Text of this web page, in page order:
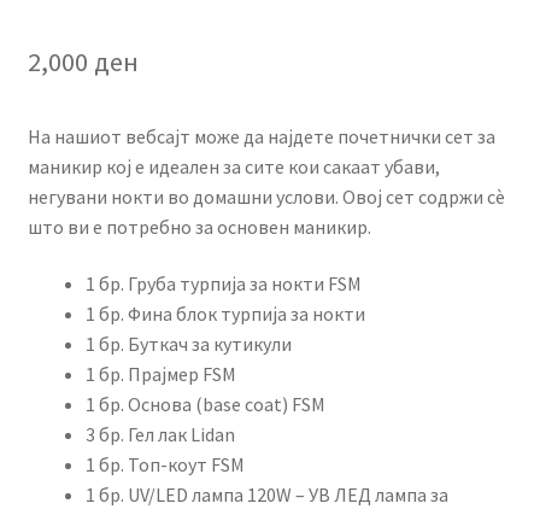
based on
ratings
2,000 ден
На нашиот вебсајт може да најдете почетнички сет за
маникир кој е идеален за сите кои сакаат убави,
негувани нокти во домашни услови. Овој сет содржи сè
што ви е потребно за основен маникир.
1 бр. Груба турпија за нокти FSM
1 бр. Фина блок турпија за нокти
1 бр. Буткач за кутикули
1 бр. Прајмер FSM
1 бр. Основа (base coat) FSM
3 бр. Гел лак Lidan
1 бр. Топ-коут FSM
1 бр. UV/LED лампа 120W – УВ ЛЕД лампа за